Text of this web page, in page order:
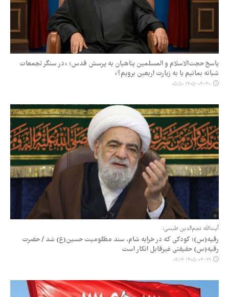
پاسخ حجت‌الاسلام و المسلمین پناهیان به پرسش قدس؛ «در سنگر تجمعات
شبانه بمانیم یا به زیارت اربعین برویم؟»
۱۴۰۵-۰۴-۳۰ ۰۵:۵۰
آیت‌الله نجم‌الدین طبسی:
رقیه(س)؛ کودکی که در خرابه شام، سند مظلومیت حسین(ع) شد / حضرت
رقیه(س) حقیقتی غیرقابل انکار است
۱۴۰۵-۰۴-۲۹ ۰۹:۱۴